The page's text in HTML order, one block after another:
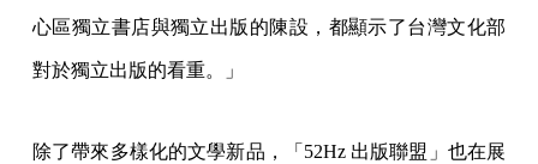
心區獨立書店與獨立出版的陳設，都顯示了台灣文化部
對於獨立出版的看重。」
除了帶來多樣化的文學新品，「52Hz 出版聯盟」也在展